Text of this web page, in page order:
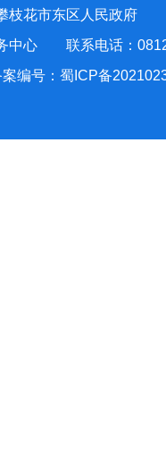
花市东区人民政府
务中心 联系电话：
案编号：蜀ICP备